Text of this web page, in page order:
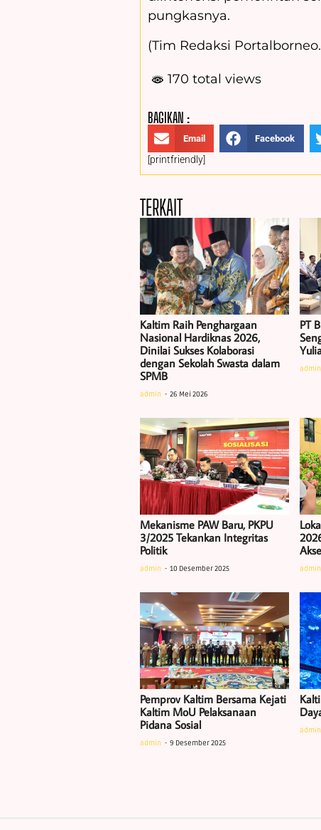
pungkasnya.
(Tim Redaksi
170 total views
BAGIKAN :
Email Facebook
[printfriendly]
TERKAIT
Kaltim Raih Penghargaan
Nasional Hardiknas 2026,
Dinilai Sukses Kolaborasi
dengan Sekolah Swasta dalam
SPMB
admin 26 Mei 2026
PT
admin
Mekanisme PAW Baru, PKPU
3/2025 Tekankan Integritas
Politik
admin 10 Desember 2025 admin
Pemprov Kaltim Bersama Kejati
Kaltim MoU Pelaksanaan
Pidana Sosial
admin 9 Desember 2025
admin